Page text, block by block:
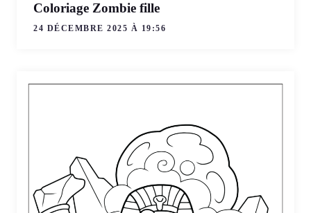
Coloriage Zombie fille
24 DÉCEMBRE 2025 À 19:56